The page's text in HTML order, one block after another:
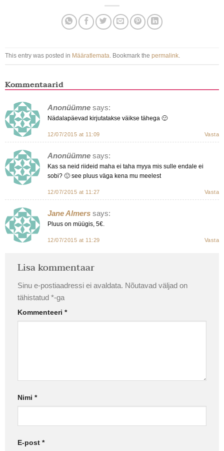
This entry was posted in Määratlemata . Bookmark the permalink.
Kommentaarid
Anonüümne says:
Nädalapäevad kirjutatakse väikse tähega 🙂
12/07/2015 at 11:09 Vasta
Anonüümne says:
Kas sa neid riideid maha ei taha myya mis sulle endale ei
sobi? 🙂 see pluus väga kena mu meelest
12/07/2015 at 11:27 Vasta
Jane Almers says:
Pluus on müügis, 5€.
12/07/2015 at 11:29 Vasta
Lisa kommentaar
Sinu e-postiaadressi ei avaldata. Nõutavad väljad on
tähistatud *-ga
Kommenteeri *
Nimi *
E-post *